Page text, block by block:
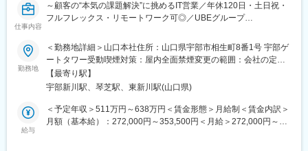
■テクノプログループについて
・アウトソーシング業界：2000社の中で売上・シェアトップクラ
・国内最大級の人材規模：20,000人以上
・豊富なお取引先 ：2,000社以上
■テクノプロ デザイン社について
・テクノプロは社内カンパニー制を取っており、中で4社に分かれ
ております。
・本ポジションは上流工程比率73.9%の「テクノプロ・デザイン
仕事内容
～顧客の“本気の課題解決”に挑めるIT営業／年休120日・土日祝・
フルフレックス・リモートワーク可◎／UBEグループ
長率◎～
■業務内容
本ポジションでは、製造業の親会社およびにG会社への営業活動
がメインとなります。
ソフトウェア受託開発やインフラ構築の提案、関連機器の販売を
通じ、お客さまの課題に寄り添った最適なIT活用をリードしてい
勤務地
＜勤務地詳細＞山口本社住所：山口県宇部市相生町8番1号 宇部ゲ
ートタワー受動喫煙対策：屋内全面禁煙変更の範囲：会社の定め
る事業所
【最寄り駅】
宇部新川駅、琴芝駅、東新川駅(山口県)
給与
＜予定年収＞511万円～638万円＜賃金形態＞月給制＜賃金内訳＞
月額（基本給）：272,000円～353,500円＜月給＞272,000円～